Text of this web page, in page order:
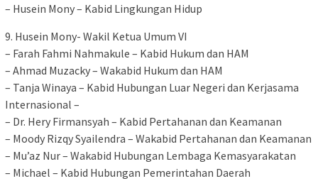
– Husein Mony – Kabid Lingkungan Hidup
9. Husein Mony- Wakil Ketua Umum VI
– Farah Fahmi Nahmakule – Kabid Hukum dan HAM
– Ahmad Muzacky – Wakabid Hukum dan HAM
– Tanja Winaya – Kabid Hubungan Luar Negeri dan Kerjasama
Internasional –
– Dr. Hery Firmansyah – Kabid Pertahanan dan Keamanan
– Moody Rizqy Syailendra – Wakabid Pertahanan dan Keamanan
– Mu’az Nur – Wakabid Hubungan Lembaga Kemasyarakatan
– Michael – Kabid Hubungan Pemerintahan Daerah